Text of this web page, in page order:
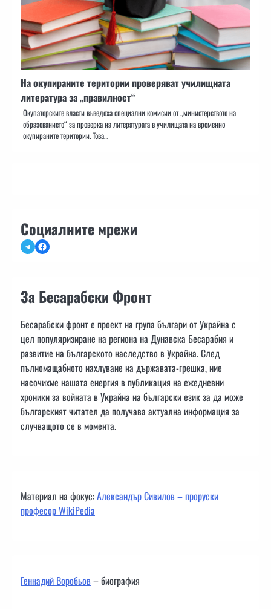
На окупираните територии проверяват училищната
литература за „правилност“
Окупаторските власти въведоха специални комисии от „министерството на
образованието“ за проверка на литературата в училищата на временно
окупираните територии. Това…
Социалните мрежи
TelegramFacebook
За Бесарабски Фронт
Бесарабски фронт е проект на група българи от Украйна с
цел популяризиране на региона на Дунавска Бесарабия и
развитие на българското наследство в Украйна. След
пълномащабното нахлуване на държавата-грешка, ние
насочихме нашата енергия в публикация на ежедневни
хроники за войната в Украйна на български език за да може
българският читател да получава актуална информация за
случващото се в момента.
Материал на фокус:Александър Сивилов – проруски
професор WikiPedia
Геннадий Воробьов– биография